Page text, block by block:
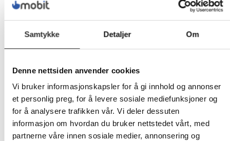
Samtykke Detaljer Om
Denne nettsiden anvender cookies
Vi bruker informasjonskapsler for å gi innhold og annonser
et personlig preg, for å levere sosiale mediefunksjoner og
for å analysere trafikken vår. Vi deler dessuten
informasjon om hvordan du bruker nettstedet vårt, med
partnerne våre innen sosiale medier, annonsering og
som hjelper deg med å skrive, uttrykke deg og få ting gjort
uten problemer. Med banebrytende personvernbeskyttelse
dine - ikke engang Apple [1].
MacBook Air leverer samme fantastiske ytelse uansett om
den går på batteri eller er koblet til [2].
BÆRBAR DESIGN
MacBook Air er superlett og tynn, og passer lett i vesken -
og i en livsstil der du er på farten.